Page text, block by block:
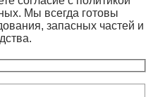
Мы всегда готовы
запасных частей и